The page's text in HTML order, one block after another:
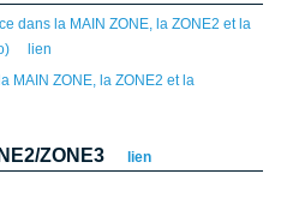
dans la MAIN ZONE, la ZONE2 et la
lien
MAIN ZONE, la ZONE2 et la
ZONE3
lien